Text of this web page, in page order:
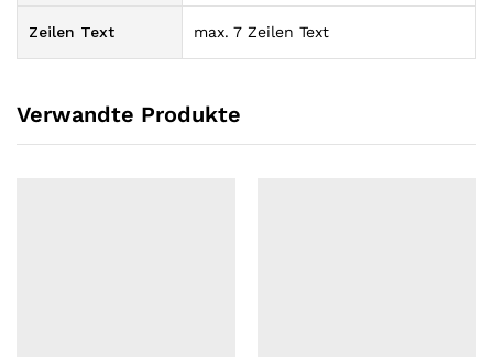
Zeilen Text max. 7 Zeilen Text
Verwandte Produkte